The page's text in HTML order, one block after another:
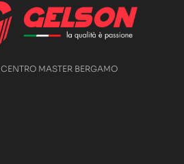
CENTRO MASTER BERGAMO